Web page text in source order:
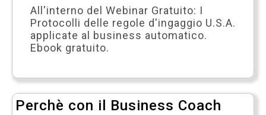
All'interno del Webinar Gratuito: I
Protocolli delle regole d'ingaggio U.S.A.
applicate al business automatico.
Ebook gratuito.
Perchè con il Business Coach